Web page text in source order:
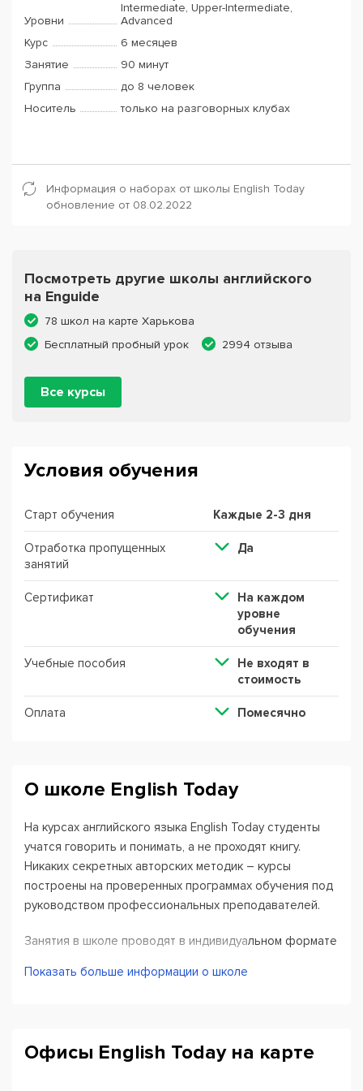
Уровни
Intermediate, Upper-Intermediate,
Advanced
Курс
6 месяцев
Занятие
90 минут
Группа
до 8 человек
Носитель
только на разговорных клубах
Информация о наборах от школы English Today
обновление от 08.02.2022
Посмотреть другие школы английского
на Enguide
78 школ на карте Харькова
Бесплатный пробный урок
2994 отзыва
Все курсы
Условия обучения
Старт обучения Каждые 2-3 дня
Отработка пропущенных
занятий
Да
Сертификат
На каждом
уровне
обучения
Учебные пособия
Не входят в
стоимость
Оплата Помесячно
О школе English Today
На курсах английского языка English Today студенты
учатся говорить и понимать, а не проходят книгу.
Никаких секретных авторских методик – курсы
построены на проверенных программах обучения под
руководством профессиональных преподавателей.
Занятия в школе проводят в индивидуальном формате
офисе или онлайн. Курсы составлены по основным
Показать больше информации о школе
Офисы English Today на карте